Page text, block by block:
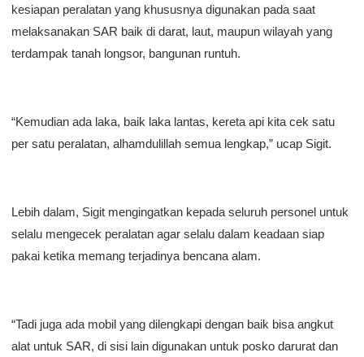
kesiapan peralatan yang khususnya digunakan pada saat
melaksanakan SAR baik di darat, laut, maupun wilayah yang
terdampak tanah longsor, bangunan runtuh.
“Kemudian ada laka, baik laka lantas, kereta api kita cek satu
per satu peralatan, alhamdulillah semua lengkap,” ucap Sigit.
Lebih dalam, Sigit mengingatkan kepada seluruh personel untuk
selalu mengecek peralatan agar selalu dalam keadaan siap
pakai ketika memang terjadinya bencana alam.
“Tadi juga ada mobil yang dilengkapi dengan baik bisa angkut
alat untuk SAR, di sisi lain digunakan untuk posko darurat dan